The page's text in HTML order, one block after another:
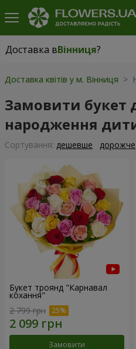
Доставка вВінниця?
Доставка вВінниця|
Доставка квітів у м. Вінниця >
Замовити букет
народження
Сортування: дешевше дорожче
Букет троянд "Карнавал
кохання"
2 799 грн
Замовити